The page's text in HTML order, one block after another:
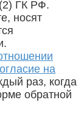
ГК РФ.
носят
на
раз, когда
обратной